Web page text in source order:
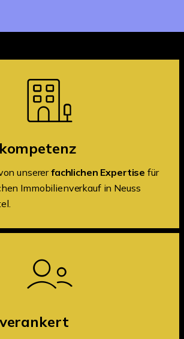
unsererfachlichen Expertise für
Immobilienverkauf in Neuss